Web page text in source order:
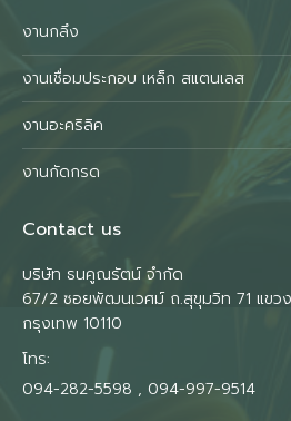
งานกลึง
งานเชื่อมประกอบ เหล็ก สแตนเลส
งานอะคริลิค
งานกัดกรด
Contact us
บริษัท ธนคูณรัตน์ จำกัด
67/2 ซอยพัฒนเวศม์ ถ.สุขุมวิท 71 แขว
กรุงเทพ 10110
โทร:
094-282-5598 , 094-997-9514